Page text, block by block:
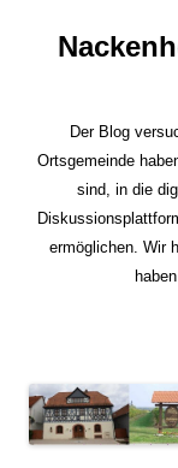
Der Blog
Ortsgemeinde
sind, in die
ermöglichen. Wir